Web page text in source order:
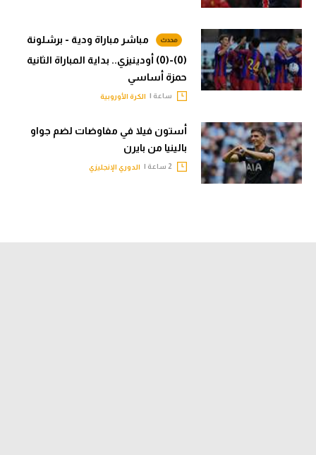
مباشر مباراة ودية - برشلونة
(0)-(0) أودينيزي.. بداية المباراة الثانية
حمزة أساسي
ساعة | الكرة الأوروبية
أستون فيلا في مفاوضات لضم جواو
بالينيا من بايرن
الدوري الإنجليزي